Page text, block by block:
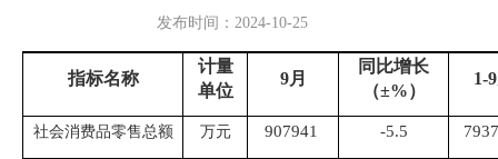
发布时间：2024-10-25
指标名称
计量
单位
9月
同比增长
（±%）
1-9
社会消费品零售总额 万元 907941 -5.5